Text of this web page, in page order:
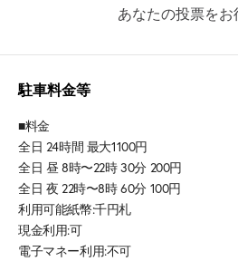
あなたの投票を
駐車料金等
■料金
全日 24時間 最大1100円
全日 昼 8時〜22時 30分 200円
全日 夜 22時〜8時 60分 100円
利用可能紙幣:千円札
現金利用:可
電子マネー利用:不可